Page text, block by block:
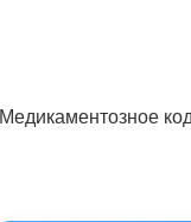
Медикаментозное